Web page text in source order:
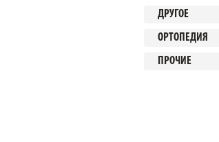
ДРУГОЕ
ОРТОПЕДИЯ
ПРОЧИЕ